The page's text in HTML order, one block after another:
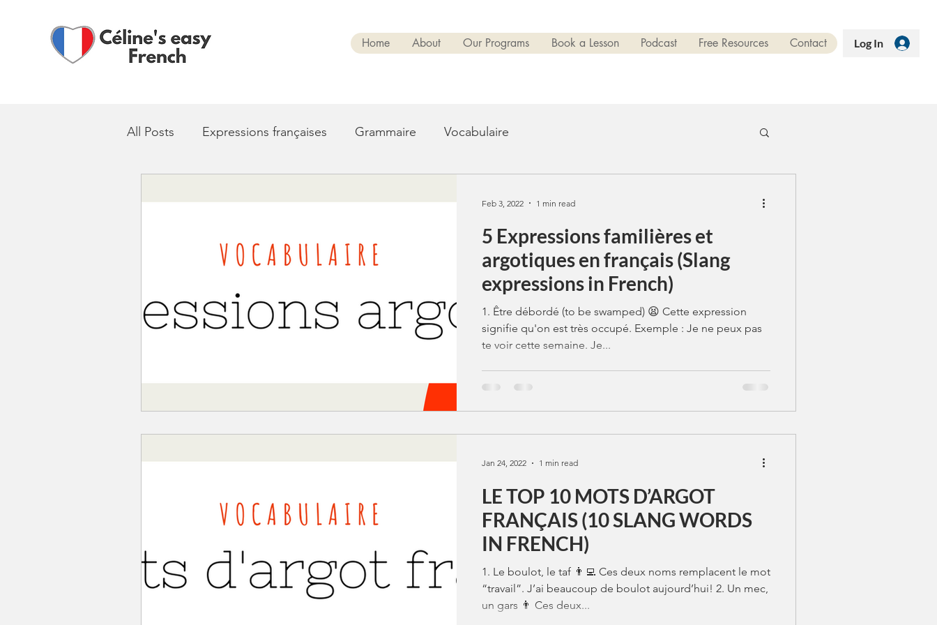
Home About Our Programs Book a Lesson Podcast Free Resources Contact Log In
All Posts Expressions françaises Grammaire Vocabulaire
5 Expressions familières et
argotiques en français (Slang
expressions in French)
1. Être débordé (to be swamped) 😫 Cette expression
signifie qu'on est très occupé. Exemple : Je ne peux pas
te voir cette semaine. Je...
Feb 3, 2022 1 min read
LE TOP 10 MOTS D’ARGOT
FRANÇAIS (10 SLANG WORDS
IN FRENCH)
1. Le boulot, le taf 👨‍💻 Ces deux noms remplacent le mot
“travail”. J’ai beaucoup de boulot aujourd’hui! 2. Un mec,
un gars 👨 Ces deux...
Jan 24, 2022 1 min read